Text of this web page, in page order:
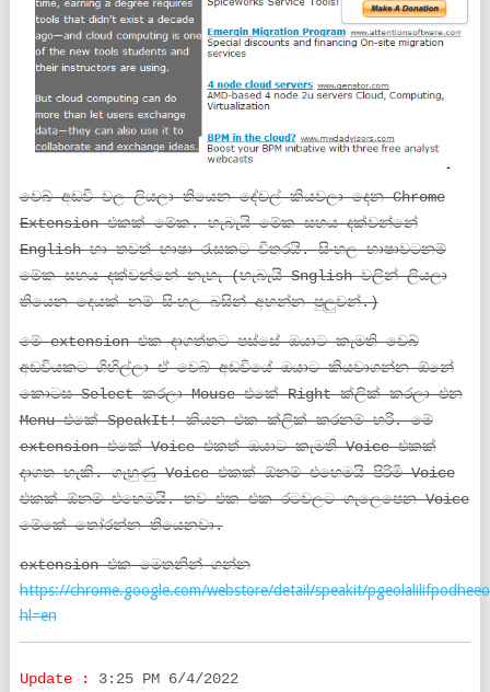
වෙබ් අඩවි වල ලියලා තියෙන දේවල් කියවලා දෙන Chrome
Extension එකක් මේක. හැබැයි මේක සහය දක්වන්නේ
English හා තවත් භාෂා රැසකට විතරයි. සිංහල භාෂාවටනම්
මේක සහය දක්වන්නේ නැහැ (හැබැයි Snglish වලින් ලියලා
තියෙන දෙයක් නම් සිංහල බසින් අහන්න පුලුවන්.)
මේ extension එක දාගත්තට පස්සේ ඔයාට කැමති වෙබ්
අඩවියකට ගිහිල්ලා ඒ වෙබ් අඩවියේ ඔයාට කියවාගන්න ඕනේ
කොටස Select කරලා Mouse එකේ Right ක්ලික් කරලා එන
Menu එකේ SpeakIt! කියන එක ක්ලික් කරනම් හරි. මේ
extension එකේ Voice එකත් ඔයාට කැමති Voice එකක්
දාගත හැකි. ගැහුණු Voice එකක් ඕනම් එහෙමයි පිරිමි Voice
එකක් ඕනම් එහෙමයි. තව එක එක රටවලට ගැලෙපෙන Voice
මේකේ තෝරන්න තියෙනවා.
extension එක මෙතනින් ගන්න
https://chrome.google.com/webstore/detail/speakit/
hl=en
Update :
3:25 PM 6/4/2022